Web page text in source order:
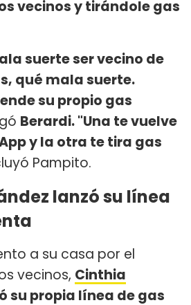
vecinos y tirándole gas
suerte ser vecino de
qué mala suerte.
su propio gas
Berardi. "Una te vuelve
y la otra te tira gas
Pampito.
lanzó su línea
a su casa por el
vecinos, Cinthia
su propia línea de gas